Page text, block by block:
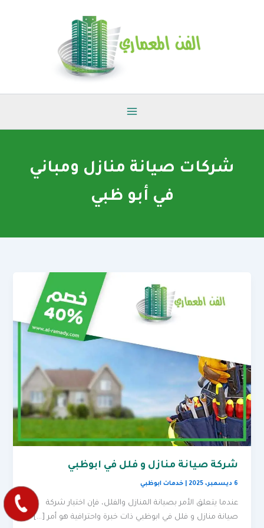
شركات صيانة منازل ومباني
في أبو ظبي
شركة صيانة منازل و فلل في ابوظبي
6 ديسمبر، 2025 |خدمات ابوظبي
عندما يتعلق الأمر بصيانة المنازل والفلل، فإن اختيار شركة
صيانة منازل و فلل في ابوظبي ذات خبرة واحترافية هو أمر […]